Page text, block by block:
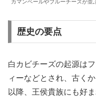
カマンベールやブルーチーズが並
歴史の要点
白カビチーズの起源は
ィーなどとされ、古く
以降、王侯貴族にも好